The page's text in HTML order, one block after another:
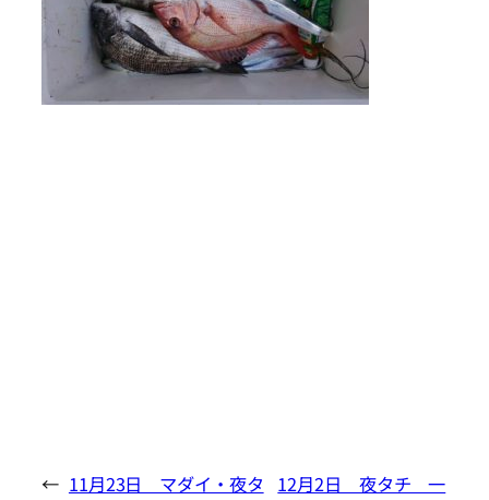
← 11月23日 マダイ・夜タ
12月2日 夜タチ 一